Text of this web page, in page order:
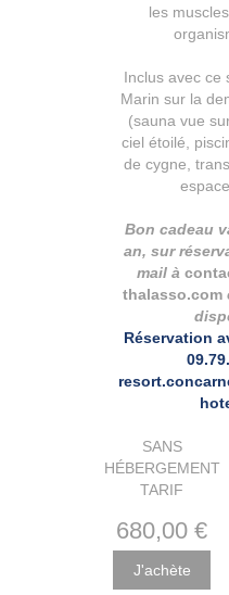
les
Inclus avec ce
Marin sur la
(sauna vue
ciel étoilé,
de cygne,
Bon cadeau
an, sur
mail à
thalasso.com
Réservation
SANS
HÉBERGEMENT
TARIF
680,00 €